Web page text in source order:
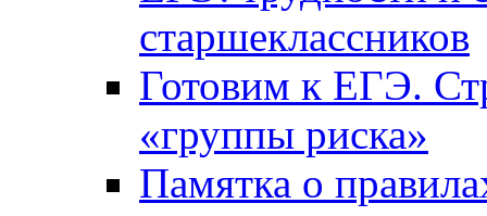
старшеклассников
Готовим к ЕГЭ.
«группы риска»
Памятка о